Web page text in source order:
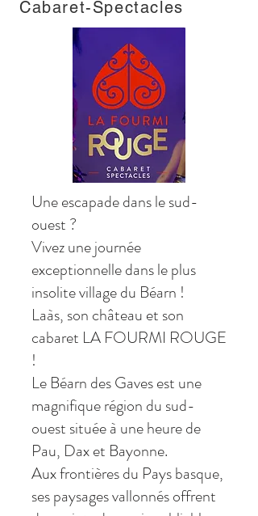
Cabaret-Spectacles
Une escapade dans le sud-
ouest ?
Vivez une journée
exceptionnelle dans le plus
insolite village du Béarn !
Laàs, son château et son
cabaret LA FOURMI ROUGE
!
Le Béarn des Gaves est une
magnifique région du sud-
ouest située à une heure de
Pau, Dax et Bayonne.
Aux frontières du Pays basque,
ses paysages vallonnés offrent